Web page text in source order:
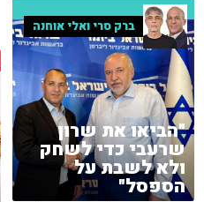
ברק סרי ואלי אוחנה
"הביאו את שרון
שרעבי כדי לשחק
ולא לשבת על
הספסל"